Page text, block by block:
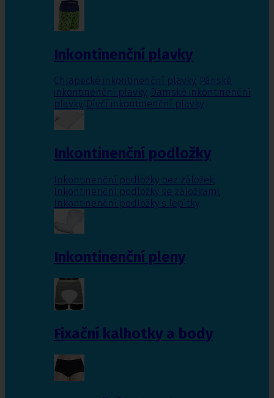
Inkontinenční plavky
Chlapecké inkontinenční plavky, Pánské
inkontinenční plavky, Dámské inkontinenční
plavky, Dívčí inkontinenční plavky
Inkontinenční podložky
Inkontinenční podložky bez záložek,
Inkontinenční podložky se záložkami,
Inkontinenční podložky s lepítky
Inkontinenční pleny
Fixační kalhotky a body